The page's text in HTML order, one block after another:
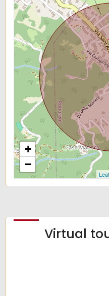
+
−
Virtual